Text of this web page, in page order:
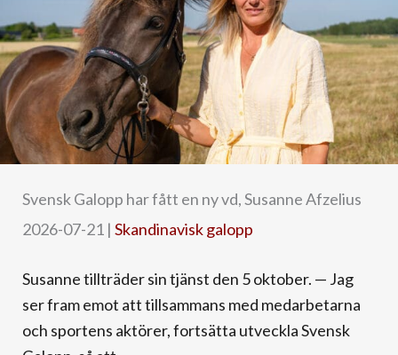
Svensk Galopp har fått en ny vd, Susanne Afzelius
2026-07-21 | Skandinavisk galopp
Susanne tillträder sin tjänst den 5 oktober. — Jag
ser fram emot att tillsammans med medarbetarna
och sportens aktörer, fortsätta utveckla Svensk